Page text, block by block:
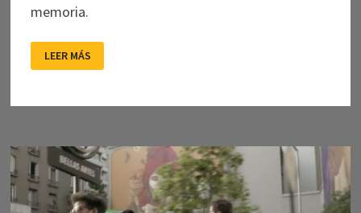
memoria.
SOBRE
LA
DE
CHILE»
LEER MÁS